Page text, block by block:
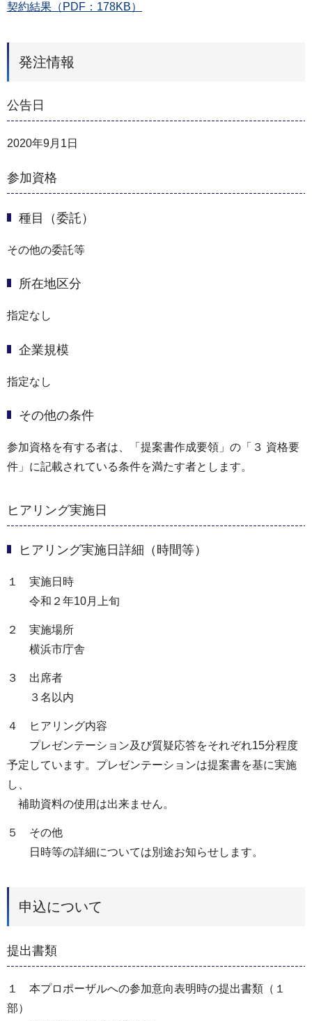
契約結果（PDF：178KB）
発注情報
公告日
2020年9月1日
参加資格
種目（委託）
その他の委託等
所在地区分
指定なし
企業規模
指定なし
その他の条件
参加資格を有する者は、「提案書作成要領」の「３ 資格要
件」に記載されている条件を満たす者とします。
ヒアリング実施日
ヒアリング実施日詳細（時間等）
１ 実施日時
令和２年10月上旬
２ 実施場所
横浜市庁舎
３ 出席者
３名以内
４ ヒアリング内容
プレゼンテーション及び質疑応答をそれぞれ15分程度
予定しています。プレゼンテーションは提案書を基に実施
し、
補助資料の使用は出来ません。
５ その他
日時等の詳細については別途お知らせします。
申込について
提出書類
１ 本プロポーザルへの参加意向表明時の提出書類（１
部）